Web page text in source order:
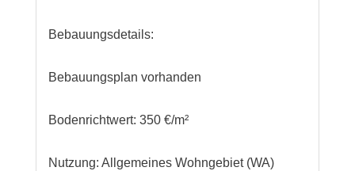
Bebauungsdetails:
Bebauungsplan vorhanden
Bodenrichtwert: 350 €/m²
Nutzung: Allgemeines Wohngebiet (WA)